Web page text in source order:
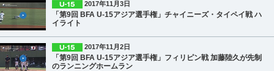
2017年11月3日
「第9回 BFA U-15アジア選手権」チャイニーズ・タイペイ戦 ハ
イライト
2017年11月2日
「第9回 BFA U-15アジア選手権」フィリピン戦 加藤陸久が先制
のランニングホームラン